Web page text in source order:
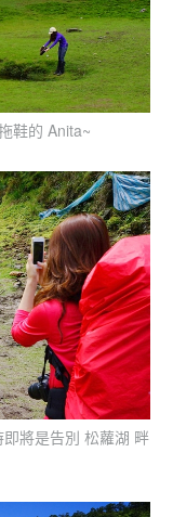
鞋的 Anita~
將是告別 松蘿湖 畔